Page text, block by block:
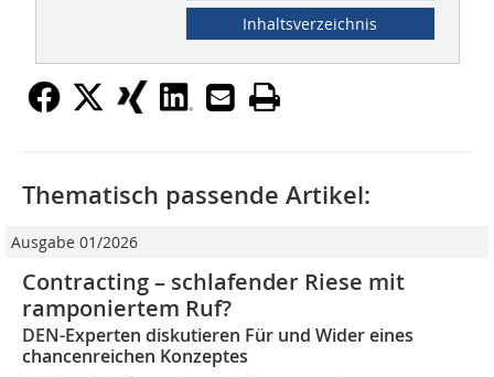
Inhaltsverzeichnis
Thematisch passende Artikel:
Ausgabe 01/2026
Contracting – schlafender Riese mit
ramponiertem Ruf?
DEN-Experten diskutieren Für und Wider eines
chancenreichen Konzeptes